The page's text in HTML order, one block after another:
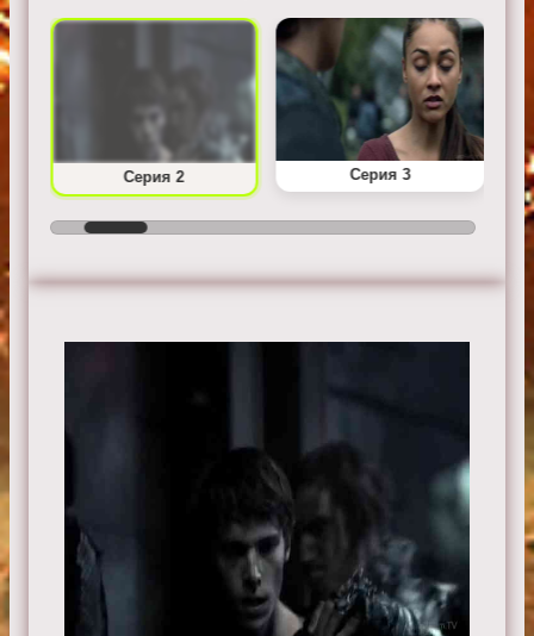
Серия 2 Серия 3